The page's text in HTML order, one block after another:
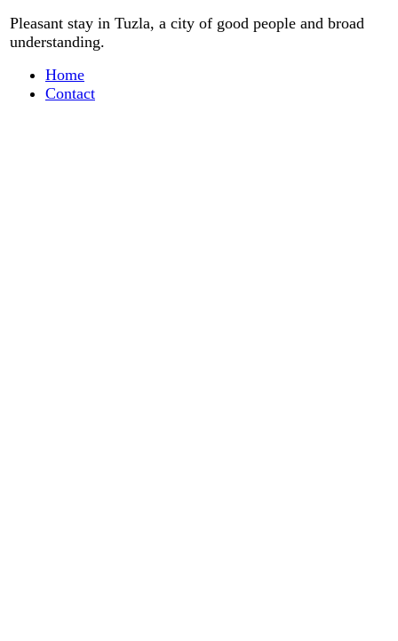
Pleasant stay in Tuzla, a city of good people and broad
understanding.
Home
Contact